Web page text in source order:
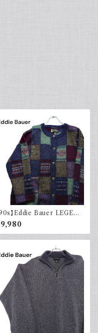
90s】Eddie Bauer LEGEN
ディーバウアー レジェンド
柄ニット カーディガン ウール
トロ 90年代